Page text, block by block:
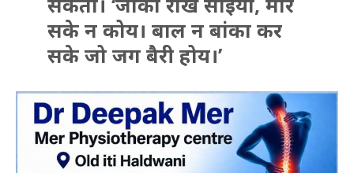
सके न कोय। बाल न बांका कर
सके जो जग बैरी होय।’